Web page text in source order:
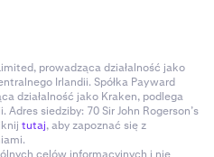
prowadząca działalność jako
Irlandii. Spółka Payward
działalność jako Kraken, podlega
siedziby: 70 Sir John Rogerson’s
tutaj, aby zapoznać się z